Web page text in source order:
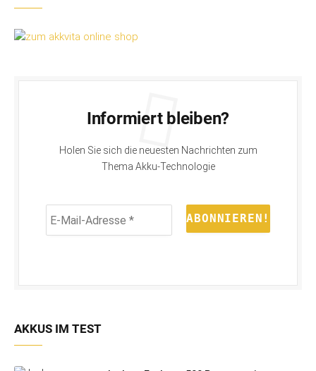
Informiert bleiben?
Holen Sie sich die neuesten Nachrichten zum
Thema Akku-Technologie
Mail-
AKKUS IM TEST